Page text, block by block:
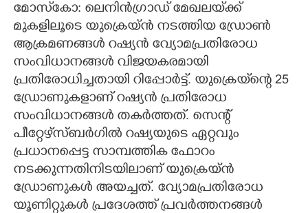
CARTOONS
LITERATURE
ZOOM
CONTACT US
മോസ്‌കോ: ലെനിൻഗ്രാഡ് മേഖലയ്‌ക്ക്
മുകളിലൂടെ യുക്രെയ്ൻ നടത്തിയ ഡ്രോൺ
ആക്രമണങ്ങൾ റഷ്യൻ വ്യോമപ്രതിരോധ
സംവിധാനങ്ങൾ വിജയകരമായി
പ്രതിരോധിച്ചതായി റിപ്പോർട്ട്. യുക്രെയ്‌ന്റെ 25
ഡ്രോണുകളാണ് റഷ്യൻ പ്രതിരോധ
സംവിധാനങ്ങൾ തകർത്തത്. സെന്റ്
പീറ്റേഴ്‌സ്ബർഗിൽ റഷ്യയുടെ ഏറ്റവും
പ്രധാനപ്പെട്ട സാമ്പത്തിക ഫോറം
നടക്കുന്നതിനിടയിലാണ് യുക്രെയ്ൻ
ഡ്രോണുകൾ അയച്ചത്. വ്യോമപ്രതിരോധ
യൂണിറ്റുകൾ പ്രദേശത്ത് പ്രവർത്തനങ്ങൾ